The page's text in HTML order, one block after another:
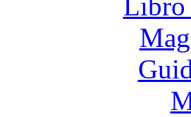
Libro